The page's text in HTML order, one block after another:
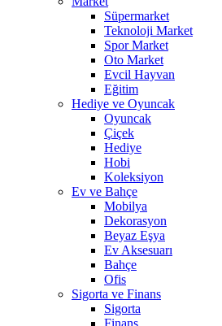
Süpermarket
Teknoloji Market
Spor Market
Oto Market
Evcil Hayvan
Eğitim
Hediye ve Oyuncak
Oyuncak
Çiçek
Hediye
Hobi
Koleksiyon
Ev ve Bahçe
Mobilya
Dekorasyon
Beyaz Eşya
Ev Aksesuarı
Bahçe
Ofis
Sigorta ve Finans
Sigorta
Finans